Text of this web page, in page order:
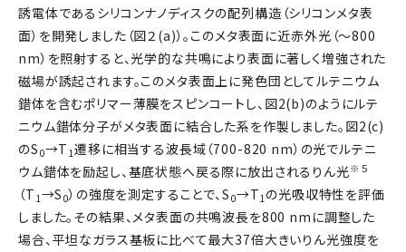
誘電体であるシリコンナノディスクの配列構造（シリコンメタ表
面）を開発しました（図２(a)）。このメタ表面に近赤外光（～800
nm）を照射すると、光学的な共鳴により表面に著しく増強された
磁場が誘起されます。このメタ表面上に発色団としてルテニウム
錯体を含むポリマー薄膜をスピンコートし、図2(b)のようにルテ
ニウム錯体分子がメタ表面に結合した系を作製しました。図2(c)
のS 0→T 1遷移に相当する波長域（700-820 nm）の光でルテニ
ウム錯体を励起し、基底状態へ戻る際に放出されるりん光※５
（T 1 →S 0）の強度を測定することで、S 0→T1 の光吸収特性を評価
しました。その結果、メタ表面の共鳴波長を800 nmに調整した
場合、平坦なガラス基板に比べて最大37倍大きいりん光強度を